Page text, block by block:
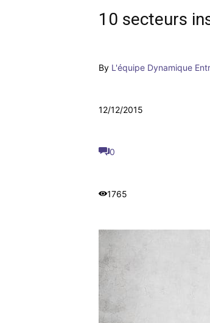
10 secteurs
By L'équipe Dynamique
12/12/2015
0
1765